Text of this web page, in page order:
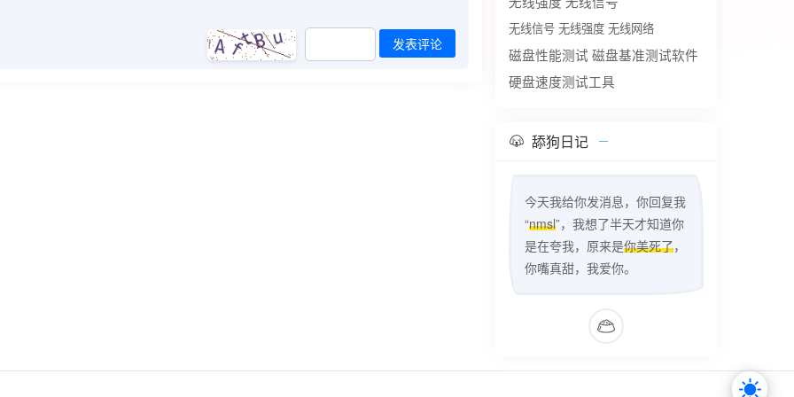
发表评论
无线信号 无线强度 无线网络
磁盘性能测试 磁盘基准测试软件
硬盘速度测试工具
舔狗日记
今天我给你发消息，你回复我
“nmsl”，我想了半天才知道你
是在夸我，原来是你美死了，
你嘴真甜，我爱你。